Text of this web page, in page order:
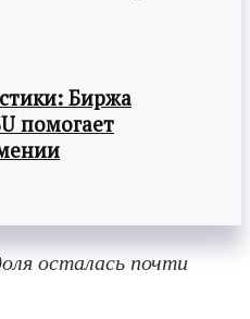
Биржа
помогает
осталась почти